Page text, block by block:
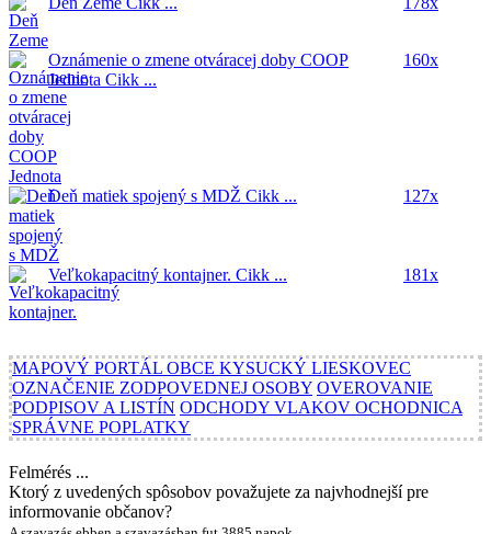
Oznámenie o zmene otváracej doby COOP
Jednota Cikk ...
160x
Deň matiek spojený s MDŽ Cikk ... 127x
Veľkokapacitný kontajner. Cikk ... 181x
MAPOVÝ PORTÁL OBCE KYSUCKÝ LIESKOVEC
OZNAČENIE ZODPOVEDNEJ OSOBY OVEROVANIE
PODPISOV A LISTÍN ODCHODY VLAKOV OCHODNICA
SPRÁVNE POPLATKY
Felmérés ...
Ktorý z uvedených spôsobov považujete za najvhodnejší pre
informovanie občanov?